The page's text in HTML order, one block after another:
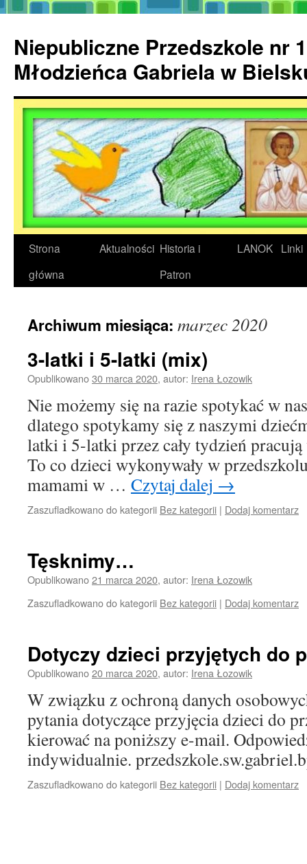
treści
Niepubliczne Przedszkole nr
Młodzieńca Gabriela w
Strona
główna
Aktualności Historia i
Patron
LANOK Linki
Archiwum miesiąca: marzec 2020
3-latki i 5-latki (mix)
Opublikowano30 marca 2020, autor: Irena Łozowik
Nie możemy się na razie spotykać w
dlatego spotykamy się z naszymi
latki i 5-latki przez cały tydzień
To co dzieci wykonywały w
mamami w … Czytaj dalej →
Zaszufladkowano do kategorii Bez kategorii | Dodaj komentarz
Tęsknimy…
Opublikowano21 marca 2020, autor: Irena Łozowik
Zaszufladkowano do kategorii Bez kategorii | Dodaj komentarz
Dotyczy dzieci przyjętych do
Opublikowano20 marca 2020, autor: Irena Łozowik
W związku z ochroną danych
pytania dotyczące przyjęcia dzieci do
kierować na poniższy e-mail.
indywidualnie.
Zaszufladkowano do kategorii Bez kategorii | Dodaj komentarz